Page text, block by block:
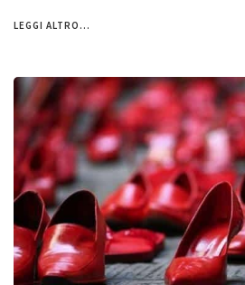
LEGGI ALTRO...